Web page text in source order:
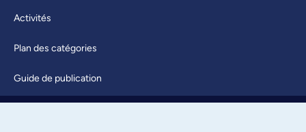
Activités
Plan des catégories
Guide de publication